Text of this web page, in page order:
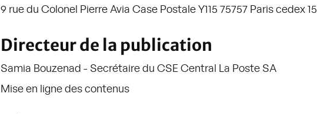
9 rue du Colonel Pierre Avia Case Postale Y115 75757 Paris cedex 15
Directeur de la publication
Samia Bouzenad - Secrétaire du CSE Central La Poste SA
Mise en ligne des contenus